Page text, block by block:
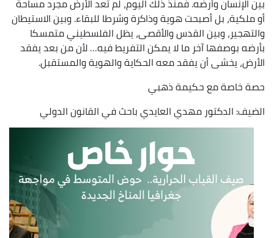
بين الإنسان وأرضه. فمنذ ذلك اليوم، لم تعد الأرض مجرد مساحة
أو ملكية، بل أصبحت هوية وذاكرة وشرطا للبقاء. وبين الاستيطان
والتهجير، وبين القدس والأقصى، يظل الفلسطيني متمسكا
بأرضه بوصفها آخر ما لا يمكن التفريط فيه… لأن من بعد يفقد
الأرض، يخشى أن يفقد معه الحكاية والهوية والمستقبل.
حصة خاصة مع حكيمة ذهبي
الضيف: الدكتور مهدي العايدي باحث في القانون الدولي